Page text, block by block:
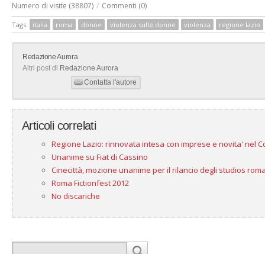
Numero di visite (38807) / Commenti (0)
Tags: italia roma donne violenza sulle donne violenza regione lazio
Redazione Aurora
Altri post di Redazione Aurora
Contatta l'autore
Articoli correlati
Regione Lazio: rinnovata intesa con imprese e novita' nel
Unanime su Fiat di Cassino
Cinecittà, mozione unanime per il rilancio degli studios
Roma Fictionfest 2012
No discariche